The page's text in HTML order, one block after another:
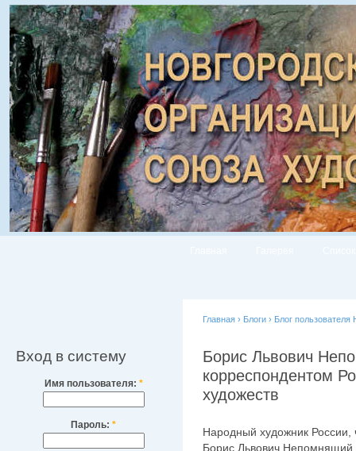
Вход в систему
Имя пользователя: *
Пароль: *
Главная › Блоги › Блог пользователя
Борис Львович
корреспондентом
художеств
Народный художник России,
Борис Львович Непомнящий